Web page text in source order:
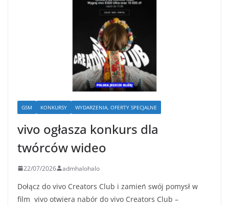
GSM KONKURSY WYDARZENIA, OFERTY SPECJALNE
vivo ogłasza konkurs dla
twórców wideo
22/07/2026 admhalohalo
Dołącz do vivo Creators Club i zamień swój pomysł w
film vivo otwiera nabór do vivo Creators Club –